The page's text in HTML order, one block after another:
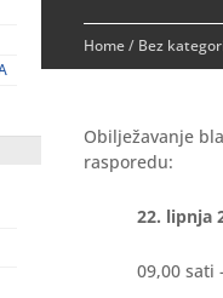
Home/ Bez
Obilježavanje
rasporedu:
22. lipnja
09,00 sati –